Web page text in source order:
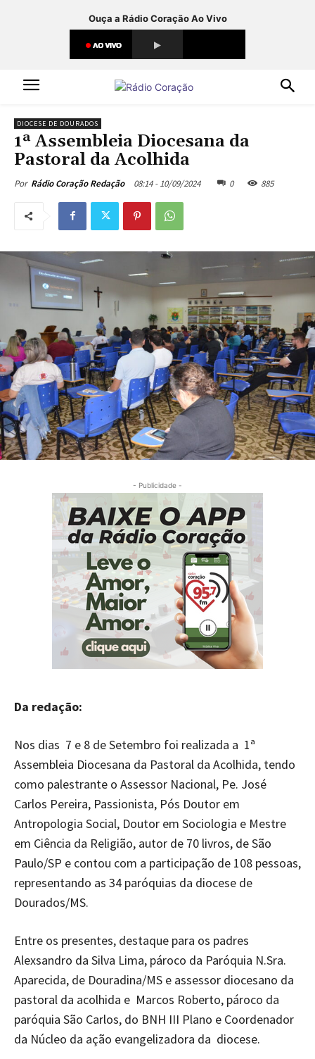
Ouça a Rádio Coração Ao Vivo
DIOCESE DE DOURADOS
1ª Assembleia Diocesana da
Pastoral da Acolhida
Por Rádio Coração Redação 08:14 - 10/09/2024 0 885
- Publicidade -
Da redação:
Nos dias 7 e 8 de Setembro foi realizada a 1ª
Assembleia Diocesana da Pastoral da Acolhida, tendo
como palestrante o Assessor Nacional, Pe. José
Carlos Pereira, Passionista, Pós Doutor em
Antropologia Social, Doutor em Sociologia e Mestre
em Ciência da Religião, autor de 70 livros, de São
Paulo/SP e contou com a participação de 108 pessoas,
representando as 34 paróquias da diocese de
Dourados/MS.
Entre os presentes, destaque para os padres
Alexsandro da Silva Lima, pároco da Paróquia N.Sra.
Aparecida, de Douradina/MS e assessor diocesano da
pastoral da acolhida e Marcos Roberto, pároco da
paróquia São Carlos, do BNH III Plano e Coordenador
da Núcleo da ação evangelizadora da diocese.